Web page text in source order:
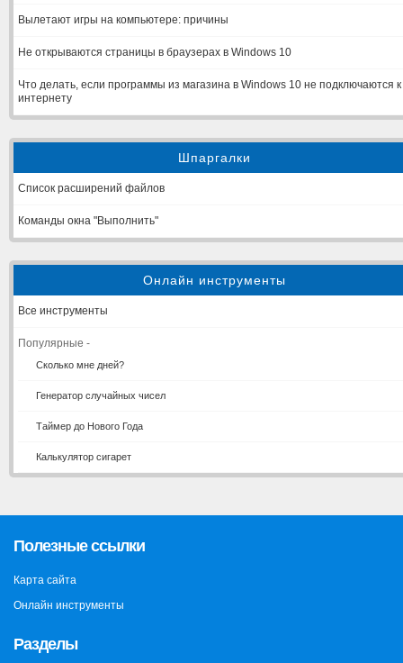
Вылетают игры на компьютере: причины
Не открываются страницы в браузерах в Windows 10
Что делать, если программы из магазина в Windows 10 не подключаются к
интернету
Шпаргалки
Список расширений файлов
Команды окна "Выполнить"
Онлайн инструменты
Все инструменты
Популярные -
Сколько мне дней?
Генератор случайных чисел
Таймер до Нового Года
Калькулятор сигарет
Полезные ссылки
Карта сайта
Онлайн инструменты
Разделы